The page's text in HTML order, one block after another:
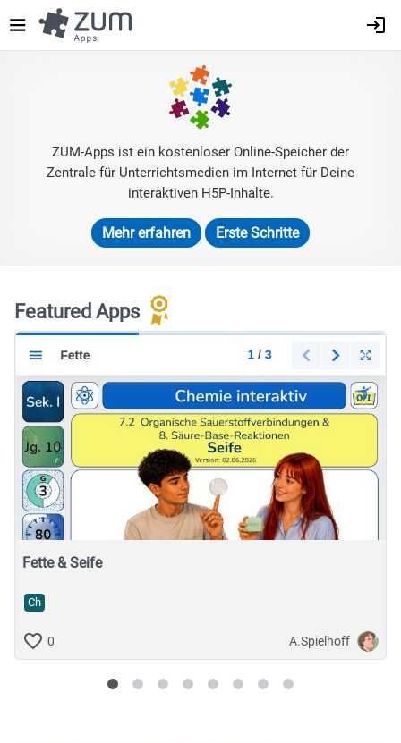
zum
Inhalt
ZUM-Apps ist ein kostenloser Online-Speicher der
Zentrale für Unterrichtsmedien im Internet für Deine
interaktiven H5P-Inhalte.
Mehr erfahren Erste Schritte
Featured Apps
Fette & Seife
Ch
0 A.Spielhoff